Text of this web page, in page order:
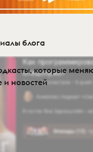
блога
которые
и новостей